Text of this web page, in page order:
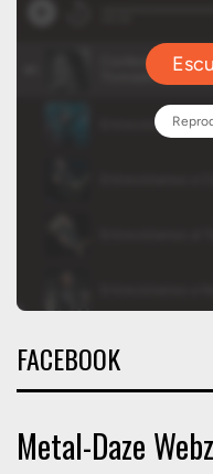
FACEBOOK
Metal-Daze